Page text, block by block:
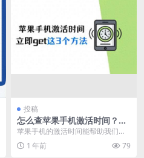
投稿
怎么查苹果手机激活时间？分
享三个方法
苹果手机的激活时间能帮助我们了
解手机的购买时间和使用历史，对
于二手交易也是一个重...
1 年前 79